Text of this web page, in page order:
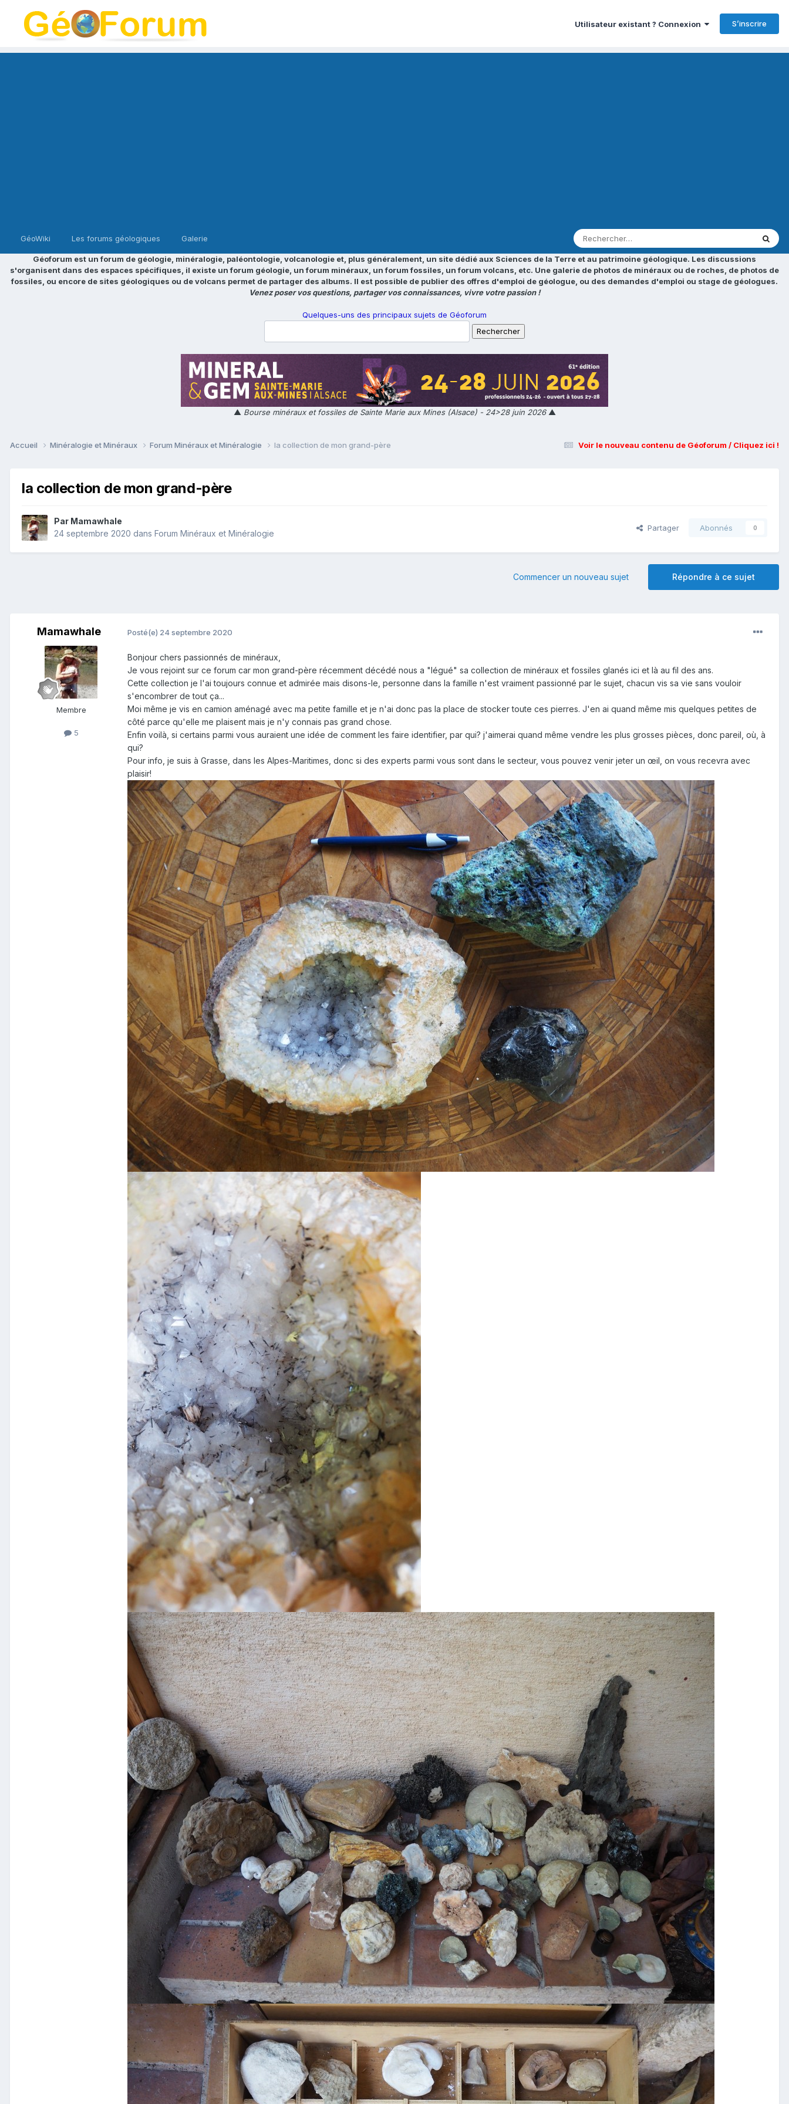
Utilisateur existant ? Connexion S’inscrire
GéoWiki Les forums géologiques Galerie
Géoforum est un forum de géologie, minéralogie, paléontologie, volcanologie et, plus généralement, un site dédié aux Sciences de la Terre et au patrimoine géologique. Les discussions
s'organisent dans des espaces spécifiques, il existe un forum géologie, un forum minéraux, un forum fossiles, un forum volcans, etc. Une galerie de photos de minéraux ou de roches, de photos de
fossiles, ou encore de sites géologiques ou de volcans permet de partager des albums. Il est possible de publier des offres d'emploi de géologue, ou des demandes d'emploi ou stage de géologues.
Venez poser vos questions, partager vos connaissances, vivre votre passion !
Quelques-uns des principaux sujets de Géoforum
▲ Bourse minéraux et fossiles de Sainte Marie aux Mines (Alsace) - 24>28 juin 2026▲
Voir le nouveau contenu de Géoforum / Cliquez ici !
Accueil Minéralogie et Minéraux Forum Minéraux et Minéralogie la collection de mon grand-père
la collection de mon grand-père
Par Mamawhale
24 septembre 2020 dans Forum Minéraux et Minéralogie
Partager Abonnés 0
Répondre à ce sujet
Commencer un nouveau sujet
Mamawhale
Membre
5
Posté(e) 24 septembre 2020
Bonjour chers passionnés de minéraux,
Je vous rejoint sur ce forum car mon grand-père récemment décédé nous a "légué" sa collection de minéraux et fossiles glanés ici et là au fil des ans.
Cette collection je l'ai toujours connue et admirée mais disons-le, personne dans la famille n'est vraiment passionné par le sujet, chacun vis sa vie sans vouloir
s'encombrer de tout ça...
Moi même je vis en camion aménagé avec ma petite famille et je n'ai donc pas la place de stocker toute ces pierres. J'en ai quand même mis quelques petites de
côté parce qu'elle me plaisent mais je n'y connais pas grand chose.
Enfin voilà, si certains parmi vous auraient une idée de comment les faire identifier, par qui? j'aimerai quand même vendre les plus grosses pièces, donc pareil, où, à
qui?
Pour info, je suis à Grasse, dans les Alpes-Maritimes, donc si des experts parmi vous sont dans le secteur, vous pouvez venir jeter un œil, on vous recevra avec
plaisir!